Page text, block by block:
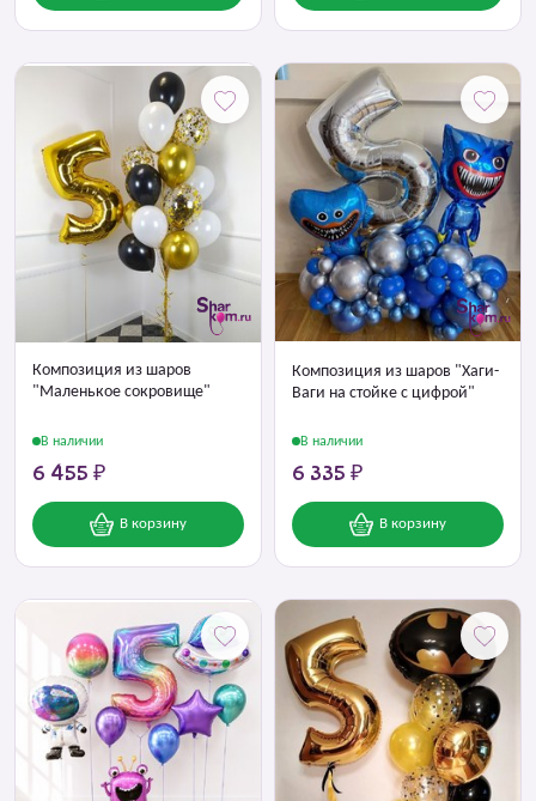
Композиция из шаров
"Маленькое сокровище"
В наличии
6 455 ₽
В корзину
Композиция из шаров "Хаги-
Ваги на стойке с цифрой"
В наличии
6 335 ₽
В корзину